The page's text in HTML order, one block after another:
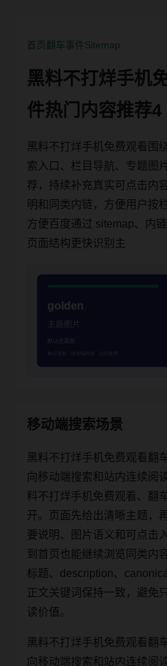
首页翻车事件Sitemap
黑料不打烊手机
件热门内容推荐4
黑料不打烊手机免费观看围
索入口、栏目导航、专题图
荐，持续补充真实可点击内
明和同类内链，方便用户按
方便百度通过 sitemap、内
页面结构更快识别主
移动端搜索场景
黑料不打烊手机免费观看翻
向移动端搜索和站内连续阅
料不打烊手机免费观看、翻
开。页面先给出清晰主题，
要说明、图片语义和可点击
到首页也能继续浏览同类内
标题、description、
正文关键词保持一致，避免
读价值。
黑料不打烊手机免费观看翻
向移动端搜索和站内连续阅